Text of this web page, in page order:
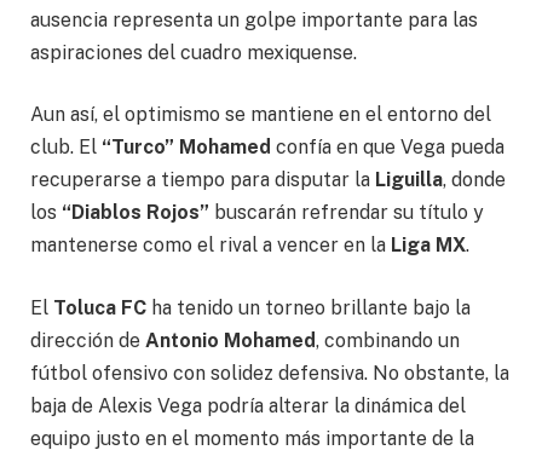
ausencia representa un golpe importante para las
aspiraciones del cuadro mexiquense.
Aun así, el optimismo se mantiene en el entorno del
club. El “Turco” Mohamed confía en que Vega pueda
recuperarse a tiempo para disputar la Liguilla, donde
los “Diablos Rojos” buscarán refrendar su título y
mantenerse como el rival a vencer en la Liga MX.
El Toluca FC ha tenido un torneo brillante bajo la
dirección de Antonio Mohamed, combinando un
fútbol ofensivo con solidez defensiva. No obstante, la
baja de Alexis Vega podría alterar la dinámica del
equipo justo en el momento más importante de la